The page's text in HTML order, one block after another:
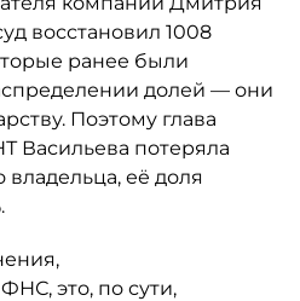
восстановил 1008
ранее были
долей — они
Поэтому глава
Васильева потеряла
владельца, её доля
это, по сути,